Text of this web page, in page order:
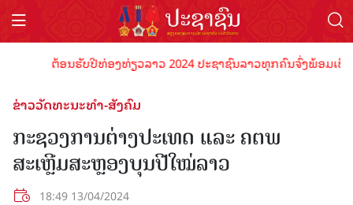
ຕ້ອນຮັບປີທ່ອງທ່ຽວລາວ 2024 ປະຊາຊົນລາວທຸກຄົນຈົ່ງພ້ອມເປັ
ຂ່າວວັດທະນະທຳ-ສັງຄົມ
ກະຊວງການຕ່າງປະເທດ ແລະ ຄຕພ
ສະເຫຼີມສະຫຼອງບຸນປີໃໝ່ລາວ
18:49 13/04/2024